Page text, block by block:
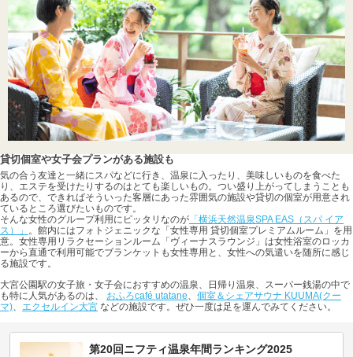
貸切個室や女子会プランがある施設も
気の合う友達と一緒にスパなどに行き、温泉に入ったり、美味しいものを食べた
り、エステを受けたりするのはとても楽しいもの。つい盛り上がってしまうことも
あるので、できればそういった客層にあった雰囲気の施設や貸切の個室が用意され
ているところ選びたいものです。
そんな女性のグループ利用にピッタリなのが 「横浜天然温泉SPA EAS（スパ イア
ス）」 。館内にはフォトジェニックな「女性専用 貸切個室プレミアムルーム」を用
意。女性専用リラクセーションルーム「ヴィーナスラウンジ」は女性浴室のロッカ
ーから直通で利用可能でブランケットも女性専用と、女性への気遣いを随所に感じ
る施設です。
大宮公園駅の女子旅・女子会におすすめの温泉、日帰り温泉、スーパー銭湯の中で
も特に人気があるのは、 おふろcafé utatane、 個室＆シェアサウナ KUUMA(クー
マ)、 エクセルイン大宮 などの施設です。ぜひ一度は足を運んでみてください。
第20回ニフティ温泉年間ランキング2025